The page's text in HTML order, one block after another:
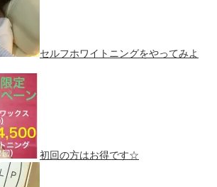
セルフホワイトニングをやってみよ
初回の方はお得です☆